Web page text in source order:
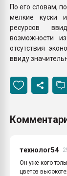
По его словам,
мелкие куски
ресурсов
возможности
отсутствия
ввиду
технолог54
Он уже кого
цветов